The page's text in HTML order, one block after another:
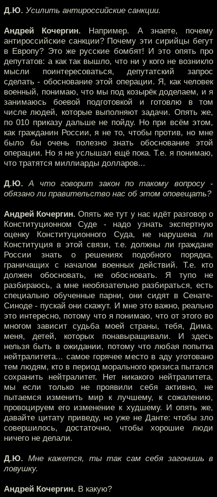
Д.Ю. Усилить антироссийские санкции.
Андрей Кочергин. Например. А знаете, почему
антироссийские санкции? Почему эти сирийцы бегут
в Европу? Это же русские бомбят! И это опять про
депутатов: а как так вышло, что ни у кого не возникло
мысли поинтересоваться, депутатский запрос
сделать - обоснование этой операции. Я, как человек
военный, понимаю, что мы под козырёк доделаем, и я
занимаюсь боевой подготовкой и готовлю в том
числе людей, которые выполняют задачи. Опять же,
по 010 приказу дальше не пойду. Но при всём этом,
как гражданин России, я не то, чтобы против, но мне
было бы очень полезно знать обоснование этой
операции. Но я не услышал ещё пока. Т.е. я понимаю,
что тратятся миллиарды долларов...
Д.Ю. А что говорит закон по такому вопросу -
обязано ли правительство нас об этом оповещать?
Андрей Кочергин. Опять же тут у нас идёт разговор о
Конституционном Суде - надо узнать экспертную
оценку Конституционного Суда, не нарушена ли
Конституция в этой связи, т.е. должны ли граждане
России знать о решениях подобного порядка,
граничащих с началом военных действий. Т.е. кто
должен обосновать, не обосновать. Я тупо не
разбираюсь, а мне необязательно разбираться, есть
специально обученные парни, они сидят в Сенате-
Синоде - пускай они скажут. И мне это важно, реально
это интересно, потому что я понимаю, что от этого во
многом зависит судьба моей страны, тебя, Дима,
меня, детей, которых понавыращивали. И здесь
нельзя быть в ожидании, потому что любая попытка
нейтралитета... самое горячее место в аду уготовано
тем людям, кто в период морального кризиса пытался
сохранить нейтралитет. Нет никакого нейтралитета,
мы если только не проявили себя активно, не
пытаемся изменить мир к лучшему, к сожалению,
провоцируем его изменение к худшему. И опять же,
давайте цитату приведу, но уже не Данте: чтобы зло
совершилось, достаточно, чтобы хорошие люди
ничего не делали.
Д.Ю. Мне кажется, ты так сам себя загонишь в
ловушку.
Андрей Кочергин. В какую?